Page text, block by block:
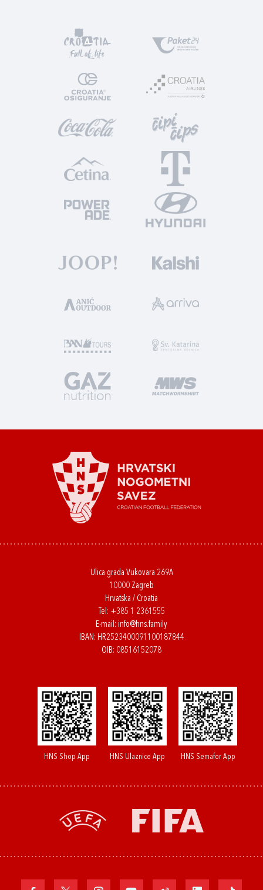
Ulica grada Vukovara 269A
10000 Zagreb
Hrvatska / Croatia
Tel: +385 1 2361555
E-mail: info@hns.family
IBAN: HR2523400091100187844
OIB: 08516152078
HNS Shop App HNS Ulaznice App HNS Semafor App